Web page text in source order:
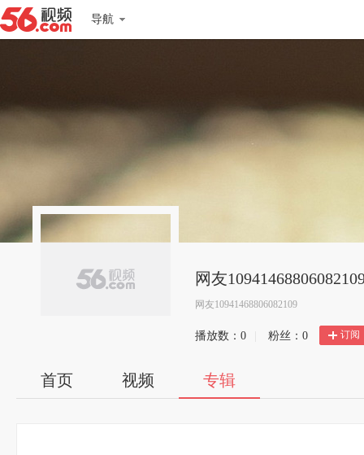
导航
网友
网友10941468806082109
播放数： 0 粉丝： 0 订阅
首页 视频 专辑